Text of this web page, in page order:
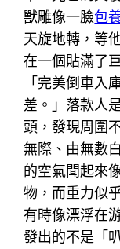
獸雕像一臉包
天旋地轉，等
在一個貼滿了
「完美倒車
差。」落款人
頭，發現周圍
無際、由無數
的空氣聞起來
物，而重力似
有時像漂浮在
發出的不是「